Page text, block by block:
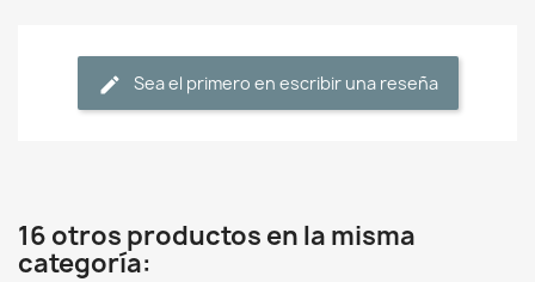
Sea el primero en escribir una reseña
16 otros productos en la misma
categoría: